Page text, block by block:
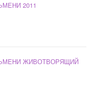
2011
ЖИВОТВОРЯЩИЙ